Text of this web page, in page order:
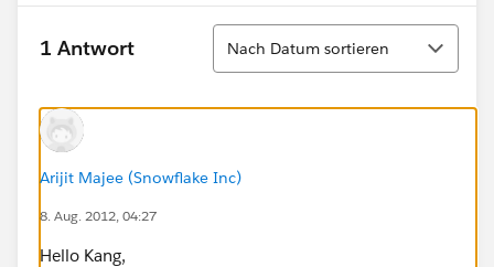
1 Antwort
Sortieren
Nach Datum sortieren
Arijit Majee (Snowflake Inc)
8. Aug. 2012, 04:27
Hello Kang,